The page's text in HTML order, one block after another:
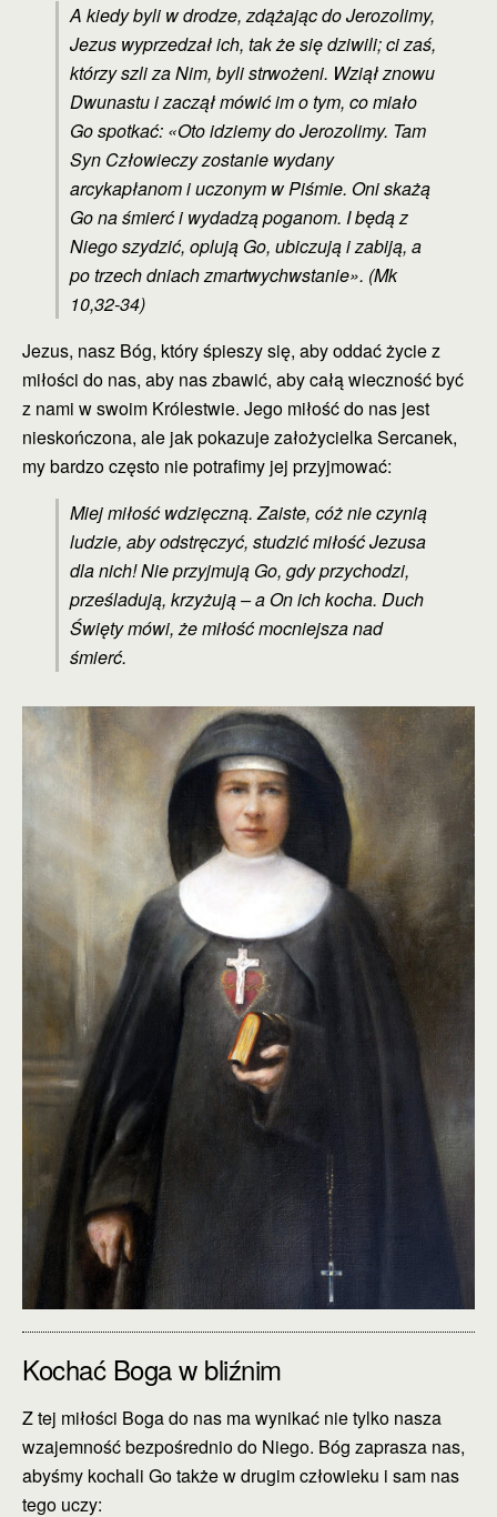
A kiedy byli w drodze, zdążając do Jerozolimy,
Jezus wyprzedzał ich, tak że się dziwili; ci zaś,
którzy szli za Nim, byli strwożeni. Wziął znowu
Dwunastu i zaczął mówić im o tym, co miało
Go spotkać: «Oto idziemy do Jerozolimy. Tam
Syn Człowieczy zostanie wydany
arcykapłanom i uczonym w Piśmie. Oni skażą
Go na śmierć i wydadzą poganom. I będą z
Niego szydzić, oplują Go, ubiczują i zabiją, a
po trzech dniach zmartwychwstanie». (Mk
10,32-34)
Jezus, nasz Bóg, który śpieszy się, aby oddać życie z
miłości do nas, aby nas zbawić, aby całą wieczność być
z nami w swoim Królestwie. Jego miłość do nas jest
nieskończona, ale jak pokazuje założycielka Sercanek,
my bardzo często nie potrafimy jej przyjmować:
Miej miłość wdzięczną. Zaiste, cóż nie czynią
ludzie, aby odstręczyć, studzić miłość Jezusa
dla nich! Nie przyjmują Go, gdy przychodzi,
prześladują, krzyżują – a On ich kocha. Duch
Święty mówi, że miłość mocniejsza nad
śmierć.
Kochać Boga w bliźnim
Z tej miłości Boga do nas ma wynikać nie tylko nasza
wzajemność bezpośrednio do Niego. Bóg zaprasza nas,
abyśmy kochali Go także w drugim człowieku i sam nas
tego uczy: